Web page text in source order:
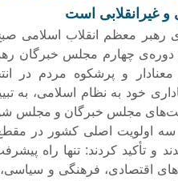
و غیرانقلابی است
رهبر معظم انقلاب اسلامی
دوره‌ی چهارم مجلس خبرگان
و پرشکوه مردم در
خود به نظام اسلامی، به
مجلس خبرگان و مجلس
سه اولویت اصلی کشور در
و تأکید کردند: تنها راه
اقتصادی، فرهنگی و